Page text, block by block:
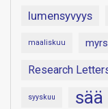
lumensyvyys
maaliskuu
Research
syyskuu sää